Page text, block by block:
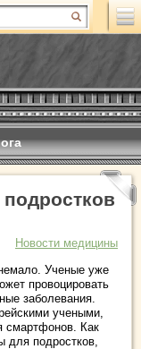
Новости медицины
Ученые уже
провоцировать
заболевания.
учеными,
смартфонов. Как
для подростков,